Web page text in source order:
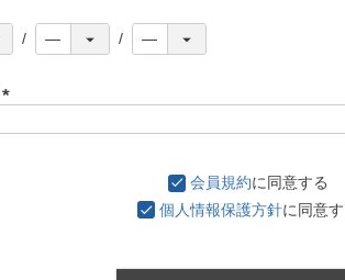
会員規約に同意する
個人情報保護方針に同意